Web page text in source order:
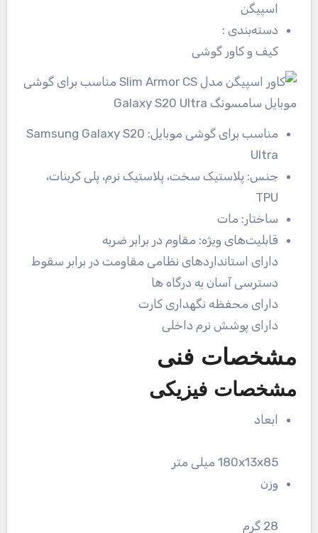
اسپیگن
دسته‌بندی:
کیف و کاور گوشی
مناسب برای گوشی موبایل: Samsung Galaxy S20
Ultra
جنس: پلاستیک سخت، پلاستیک نرم، پلی کربنات،
TPU
ساختار: مات
قابلیت‌های ویژه: مقاوم در برابر ضربه
دارای استانداردهای نظامی مقاومت در برابر سقوط
دسترسی آسان به درگاه ها
دارای محفظه نگهداری کارت
دارای پوشش نرم داخلی
مشخصات فنی
مشخصات فیزیکی
ابعاد
180x13x85 میلی متر
وزن
28 گرم